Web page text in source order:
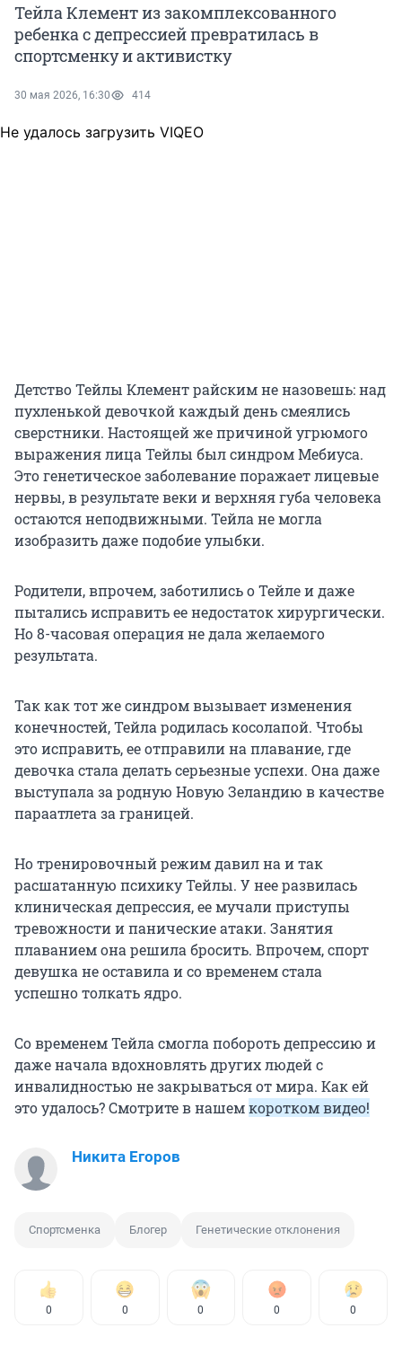
Тейла Клемент из закомплексованного
ребенка с депрессией превратилась в
спортсменку и активистку
30 мая 2026, 16:30 414
Не удалось загрузить VIQEO
Детство Тейлы Клемент райским не назовешь: над
пухленькой девочкой каждый день смеялись
сверстники. Настоящей же причиной угрюмого
выражения лица Тейлы был синдром Мебиуса.
Это генетическое заболевание поражает лицевые
нервы, в результате веки и верхняя губа человека
остаются неподвижными. Тейла не могла
изобразить даже подобие улыбки.
Родители, впрочем, заботились о Тейле и даже
пытались исправить ее недостаток хирургически.
Но 8-часовая операция не дала желаемого
результата.
Так как тот же синдром вызывает изменения
конечностей, Тейла родилась косолапой. Чтобы
это исправить, ее отправили на плавание, где
девочка стала делать серьезные успехи. Она даже
выступала за родную Новую Зеландию в качестве
параатлета за границей.
Но тренировочный режим давил на и так
расшатанную психику Тейлы. У нее развилась
клиническая депрессия, ее мучали приступы
тревожности и панические атаки. Занятия
плаванием она решила бросить. Впрочем, спорт
девушка не оставила и со временем стала
успешно толкать ядро.
Со временем Тейла смогла побороть депрессию и
даже начала вдохновлять других людей с
инвалидностью не закрываться от мира. Как ей
это удалось? Смотрите в нашемкоротком видео!
Никита Егоров
Спортсменка Блогер Генетические отклонения
0 0 0 0 0